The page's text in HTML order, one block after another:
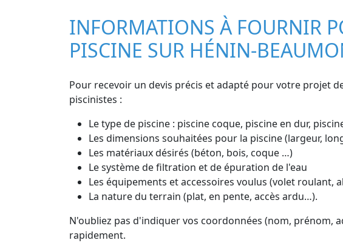
INFORMATIONS À FOURNIR
PISCINE SUR HÉNIN-
Pour recevoir un devis précis et adapté pour votre projet
piscinistes :
Le type de piscine : piscine coque, piscine en dur,
Les dimensions souhaitées pour la piscine (largeur,
Les matériaux désirés (béton, bois, coque …)
Le système de filtration et de épuration de l'eau
Les équipements et accessoires voulus (volet roulant,
La nature du terrain (plat, en pente, accès ardu…).
N'oubliez pas d'indiquer vos coordonnées (nom, prénom,
rapidement.